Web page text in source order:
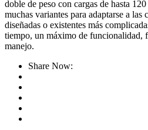
doble de peso con cargas de hasta
muchas variantes para adaptarse a las
diseñadas o existentes más
tiempo, un máximo de funcionalidad,
manejo.
Share Now: